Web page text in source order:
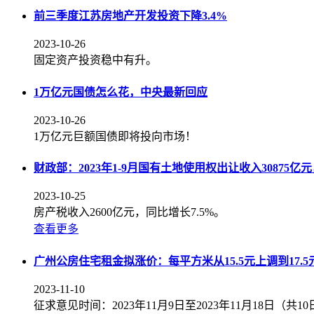
前三季度江苏房地产开发投资下降3.4%
2023-10-26
固定资产投资稳中有升。
1万亿元国债怎么花，中央最新回应
2023-10-26
1万亿元巨额国债即将投向市场！
财政部：2023年1-9月国有土地使用权出让收入30875亿
2023-10-25
房产税收入2600亿元，同比增长7.5%。
查看更多
广州公房住宅租金拟涨价：每平方米从15.5元上调到17.5
2023-11-10
征求意见时间：2023年11月9日至2023年11月18日（共10